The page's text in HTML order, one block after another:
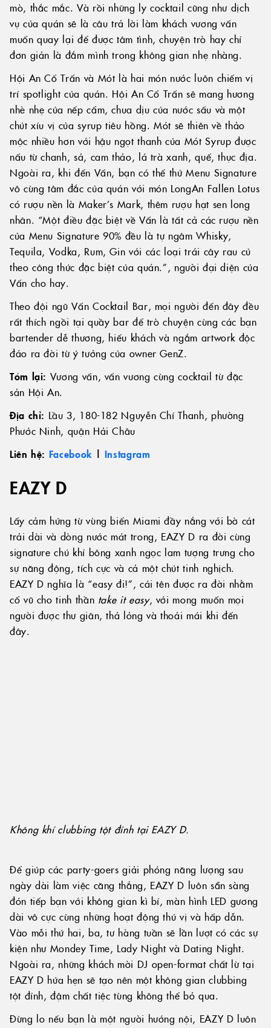
mò, thắc mắc. Và rồi những ly cocktail cũng như dịch
vụ của quán sẽ là câu trả lời làm khách vương vấn
muốn quay lại để được tâm tình, chuyện trò hay chỉ
đơn giản là đắm mình trong không gian nhẹ nhàng.
Hội An Cổ Trấn và Mót là hai món nước luôn chiếm vị
trí spotlight của quán. Hội An Cổ Trấn sẽ mang hương
nhè nhẹ của nếp cẩm, chua dịu của nước sấu và một
chút xíu vị của syrup tiêu hồng. Mót sẽ thiên về thảo
mộc nhiều hơn với hậu ngọt thanh của Mót Syrup được
nấu từ chanh, sả, cam thảo, lá trà xanh, quế, thục địa.
Ngoài ra, khi đến Vấn, bạn có thể thử Menu Signature
vô cùng tâm đắc của quán với món LongAn Fallen Lotus
có rượu nền là Maker’s Mark, thêm rượu hạt sen long
nhãn. “Một điều đặc biệt về Vấn là tất cả các rượu nền
của Menu Signature 90% đều là tự ngâm Whisky,
Tequila, Vodka, Rum, Gin với các loại trái cây rau củ
theo công thức đặc biệt của quán.”, người đại diện của
Vấn cho hay.
Theo đội ngũ Vấn Cocktail Bar, mọi người đến đây đều
rất thích ngồi tại quầy bar để trò chuyện cùng các bạn
bartender dễ thương, hiếu khách và ngắm artwork độc
đáo ra đời từ ý tưởng của owner GenZ.
Tóm lại: Vương vấn, vấn vương cùng cocktail từ đặc
sản Hội An.
Địa chỉ: Lầu 3, 180-182 Nguyễn Chí Thanh, phường
Phước Ninh, quận Hải Châu
Liên hệ: Facebook | Instagram
EAZY D
Lấy cảm hứng từ vùng biển Miami đầy nắng với bờ cát
trải dài và dòng nước mát trong, EAZY D ra đời cùng
signature chú khỉ bông xanh ngọc lam tượng trưng cho
sự năng động, tích cực và cả một chút tinh nghịch.
EAZY D nghĩa là “easy đi!”, cái tên được ra đời nhằm
cổ vũ cho tinh thần take it easy, với mong muốn mọi
người được thư giãn, thả lỏng và thoải mái khi đến
đây.
ngày dài làm việc căng thẳng, EAZY D luôn sẵn sàng
đón tiếp bạn với không gian kì bí, màn hình LED gương
dài vô cực cùng những hoạt động thú vị và hấp dẫn.
Vào mỗi thứ hai, ba, tư hàng tuần sẽ lần lượt có các sự
kiện như Mondey Time, Lady Night và Dating Night.
Ngoài ra, những khách mời DJ open-format chất lừ tại
EAZY D hứa hẹn sẽ tạo nên một không gian clubbing
tột đỉnh, đậm chất tiệc tùng không thể bỏ qua.
có những khu vực phù hợp cho bạn. EAZY D chia sẻ